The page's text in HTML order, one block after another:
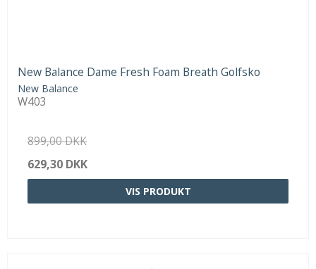
New Balance Dame Fresh Foam Breath Golfsko
New Balance
W403
899,00 DKK
629,30 DKK
VIS PRODUKT